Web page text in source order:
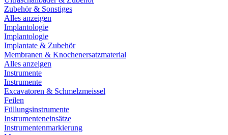
Zubehör & Sonstiges
Alles anzeigen
Implantologie
Implantologie
Implantate & Zubehör
Membranen & Knochenersatzmaterial
Alles anzeigen
Instrumente
Instrumente
Excavatoren & Schmelzmeissel
Feilen
Füllungsinstrumente
Instrumenteneinsätze
Instrumentenmarkierung